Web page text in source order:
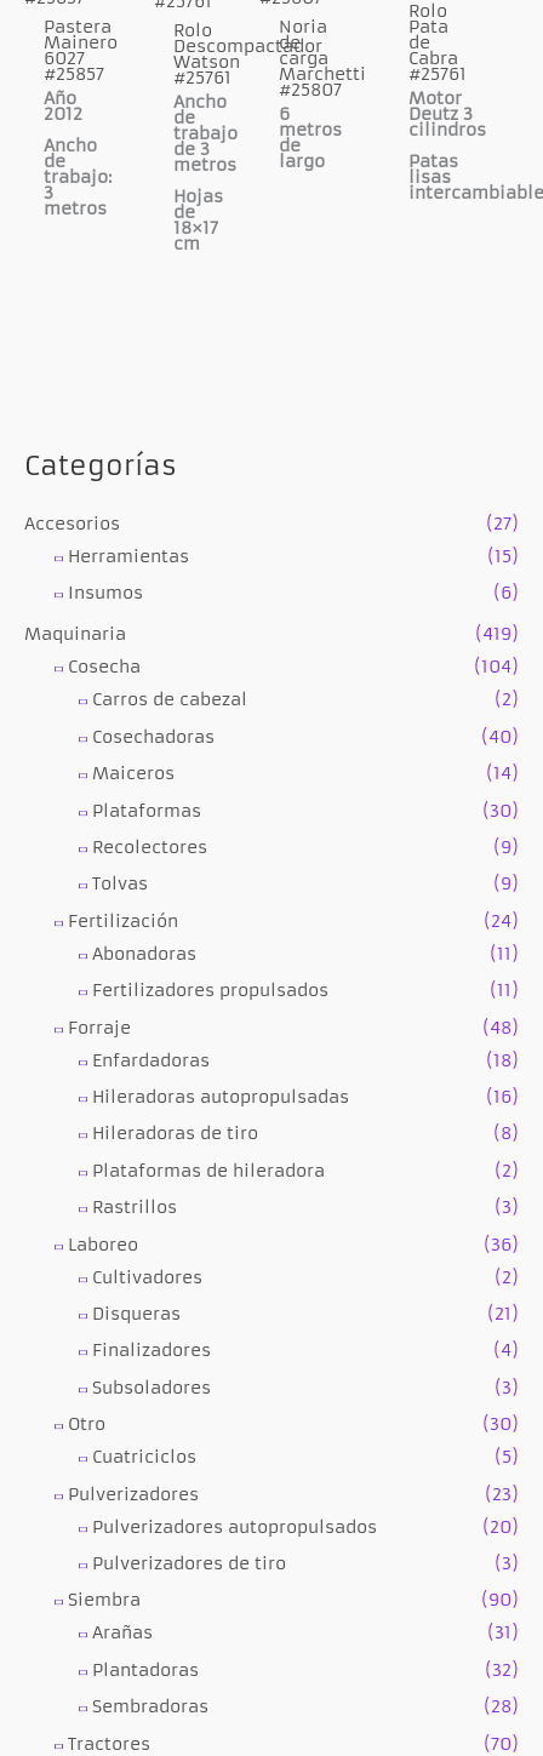
Categorías
Accesorios
(27)
Herramientas
(15)
Insumos
(6)
Maquinaria
(419)
Cosecha
(104)
Carros de cabezal
(2)
Cosechadoras
(40)
Maiceros
(14)
Plataformas
(30)
Recolectores
(9)
Tolvas
(9)
Fertilización
(24)
Abonadoras
(11)
Fertilizadores propulsados
(11)
Forraje
(48)
Enfardadoras
(18)
Hileradoras autopropulsadas
(16)
Hileradoras de tiro
(8)
Plataformas de hileradora
(2)
Rastrillos
(3)
Laboreo
(36)
Cultivadores
(2)
Disqueras
(21)
Finalizadores
(4)
Subsoladores
(3)
Otro
(30)
Cuatriciclos
(5)
Pulverizadores
(23)
Pulverizadores autopropulsados
(20)
Pulverizadores de tiro
(3)
Siembra
(90)
Arañas
(31)
Plantadoras
(32)
Sembradoras
(28)
Tractores
(70)
Pastera
Mainero
6027
#25857
Año
2012
Ancho
de
trabajo:
3
metros
Rolo
Descompactador
Watson
#25761
Ancho
de
trabajo
de 3
metros
Hojas
de
18×17
cm
Noria
de
carga
Marchetti
#25807
6
metros
de
largo
Rolo
Pata
de
Cabra
#25761
Motor
Deutz 3
cilindros
Patas
lisas